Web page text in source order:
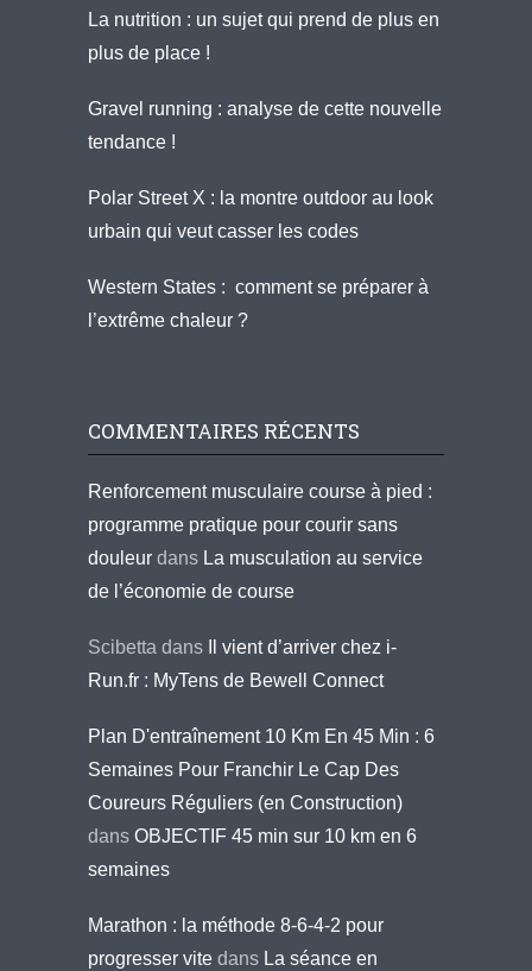
La nutrition : un sujet qui prend de plus en
plus de place !
Gravel running : analyse de cette nouvelle
tendance !
Polar Street X : la montre outdoor au look
urbain qui veut casser les codes
Western States : comment se préparer à
l’extrême chaleur ?
COMMENTAIRES RÉCENTS
Renforcement musculaire course à pied :
programme pratique pour courir sans
douleur dans La musculation au service
de l’économie de course
Scibetta dans
Il vient d’arriver chez i-
Run.fr : MyTens de Bewell Connect
Plan D'entraînement 10 Km En 45 Min : 6
Semaines Pour Franchir Le Cap Des
Coureurs Réguliers (en Construction)
dans OBJECTIF 45 min sur 10 km en 6
semaines
Marathon : la méthode 8-6-4-2 pour
progresser vite dans La séance en